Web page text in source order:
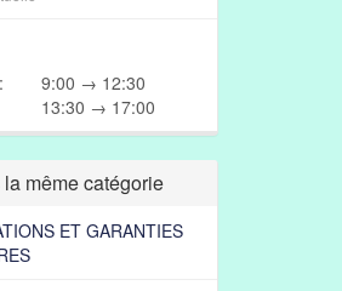
9:00 → 12:30
13:30 → 17:00
même catégorie
ET GARANTIES